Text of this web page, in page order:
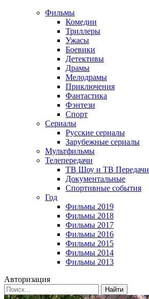
Фильмы
Комедии
Триллеры
Ужасы
Боевики
Детективы
Драмы
Мелодрамы
Приключения
Фантастика
Фэнтези
Спорт
Сериалы
Русские сериалы
Зарубежные сериалы
Мультфильмы
Телепередачи
ТВ Шоу и ТВ Передачи
Документальные
Спортивные события
Год
Фильмы 2019
Фильмы 2018
Фильмы 2017
Фильмы 2016
Фильмы 2015
Фильмы 2014
Фильмы 2013
Авторизация
Найти